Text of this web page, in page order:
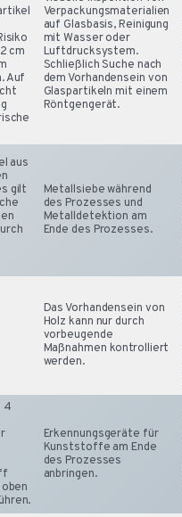
cm
Auf
Verpackungsmaterialien
auf Glasbasis, Reinigung
mit Wasser oder
Luftdrucksystem.
Schließlich Suche nach
dem Vorhandensein von
Glaspartikeln mit einem
Röntgengerät.
aus
gilt
Metallsiebe während
des Prozesses und
Metalldetektion am
Ende des Prozesses.
Das Vorhandensein von
Holz kann nur durch
vorbeugende
Maßnahmen kontrolliert
werden.
4
Erkennungsgeräte für
Kunststoffe am Ende
des Prozesses
anbringen.